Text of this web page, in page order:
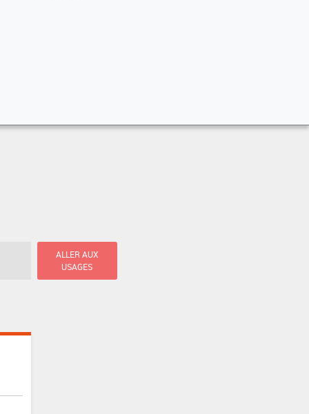
ALLER AUX
USAGES